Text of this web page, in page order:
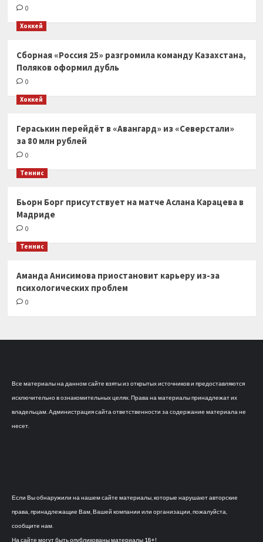
0
Хоккей
Сборная «Россия 25» разгромила команду Казахстана,
Поляков оформил дубль
0
Хоккей
Гераськин перейдёт в «Авангард» из «Северстали»
за 80 млн рублей
0
Теннис
Бьорн Борг присутствует на матче Аслана Карацева в
Мадриде
0
Теннис
Аманда Анисимова приостановит карьеру из-за
психологических проблем
0
Все материалы на данном сайте взяты из открытых источников и предоставляются
исключительно в ознакомительных целях. Права на материалы принадлежат их
владельцам. Администрация сайта ответственности за содержание материала не
несет.
Если Вы обнаружили на нашем сайте материалы, которые нарушают авторские
права, принадлежащие Вам, Вашей компании или организации, пожалуйста,
сообщите нам.
На сайте могут быть опубликованы материалы 18+!